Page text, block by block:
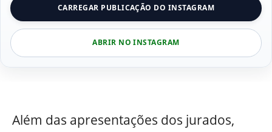
CARREGAR PUBLICAÇÃO DO INSTAGRAM
ABRIR NO INSTAGRAM
Além das apresentações dos jurados,